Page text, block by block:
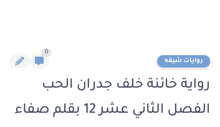
روايات شيقه
0
رواية خائنة خلف جدران الحب
الفصل الثاني عشر 12 بقلم صفاء